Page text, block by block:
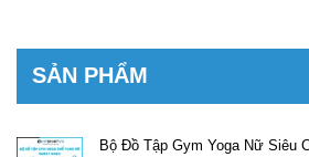
SẢN PHẨM
Bộ Đồ Tập Gym Yoga Nữ Siêu